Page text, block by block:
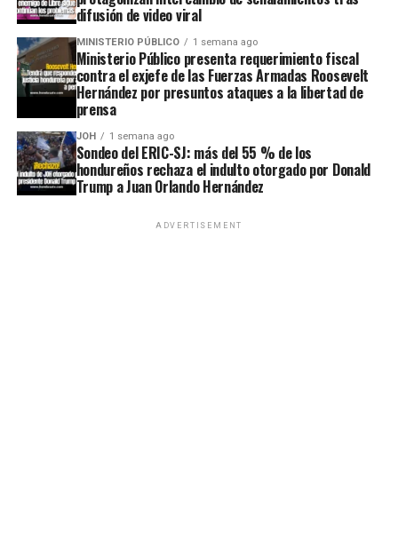
difusión de video viral
MINISTERIO PÚBLICO 1 semana ago
Ministerio Público presenta requerimiento fiscal
contra el exjefe de las Fuerzas Armadas Roosevelt
Hernández por presuntos ataques a la libertad de
prensa
JOH 1 semana ago
Sondeo del ERIC-SJ: más del 55 % de los
hondureños rechaza el indulto otorgado por Donald
Trump a Juan Orlando Hernández
ADVERTISEMENT